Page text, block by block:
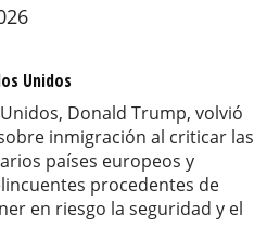
Unidos
Donald Trump, volvió
inmigración al criticar las
países europeos y
procedentes de
en riesgo la seguridad y el